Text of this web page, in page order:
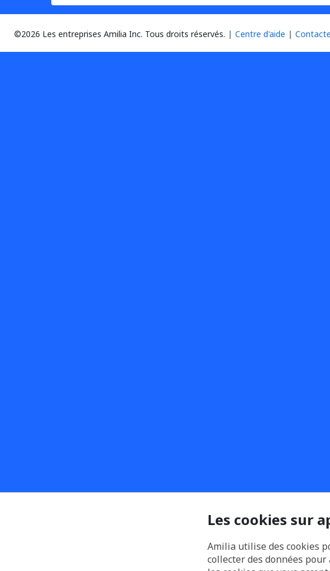
©2026 Les entreprises Amilia Inc. Tous droits réservés. Centre d'aide
Les cookies sur
Amilia utilise des cookies
collecter des données